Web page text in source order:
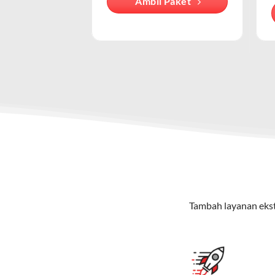
penyedia lain.
Lebih ekonomis dibandingkan berlangganan
adalah solusi
menikmati hiburan TV berkualitas, internet cepat, dan
Kecepatan wifi IndiHome ini mencapai
Akses ratusan channel TV lokal dan
Tambah layanan